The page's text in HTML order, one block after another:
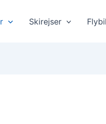
Skirejser